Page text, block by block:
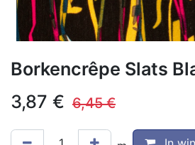
Borkencrêpe Slats
3,87 € 6,45€